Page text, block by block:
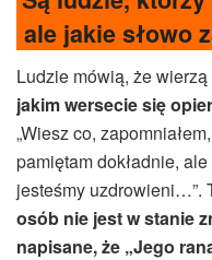
ale jakie słowo
Ludzie mówią, że
jakim wersecie się
„Wiesz co,
pamiętam dokładnie,
jesteśmy uzdrowieni…”.
osób nie jest w stanie
napisane, że „Jego